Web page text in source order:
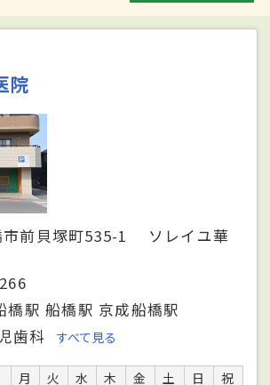
院
市前貝塚町535-1 ソレイユ華
橋駅 船橋駅 京成船橋駅
歯科 すべて見る
月 火 水 木 金 土 日
祝